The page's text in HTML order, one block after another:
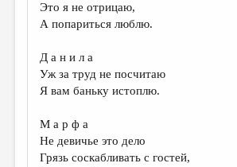
Это я не отрицаю,
А попариться люблю.
Д а н и л а
Уж за труд не посчитаю
Я вам баньку истоплю.
М а р ф а
Не девичье это дело
Грязь соскабливать с гостей,